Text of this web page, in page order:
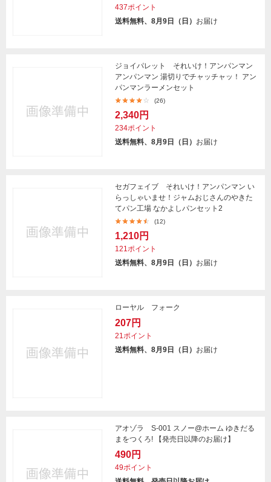
437ポイント
送料無料、8月9日（日） お届け
ジョイパレット それいけ！アンパンマン
アンパンマン 湯切りでチャッチャッ！ アン
パンマンラーメンセット
(26)
2,340円
234ポイント
送料無料、8月9日（日） お届け
セガフェイブ それいけ！アンパンマン い
らっしゃいませ！ジャムおじさんのやきた
てパン工場 なかよしパンセット2
(12)
1,210円
121ポイント
送料無料、8月9日（日） お届け
ローヤル フォーク
207円
21ポイント
送料無料、8月9日（日） お届け
アオゾラ S-001 スノー@ホーム ゆきだる
まをつくろ! 【発売日以降のお届け】
490円
49ポイント